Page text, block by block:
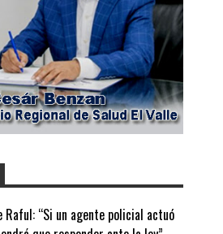
Raful: “Si un agente policial actuó